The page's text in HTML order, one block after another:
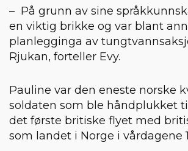
– På grunn av sine
en viktig brikke og var blant
planlegginga av
Rjukan, forteller Evy.
Pauline var den eneste norske
soldaten som ble håndplukket
det første britiske flyet med
som landet i Norge i vårdagene